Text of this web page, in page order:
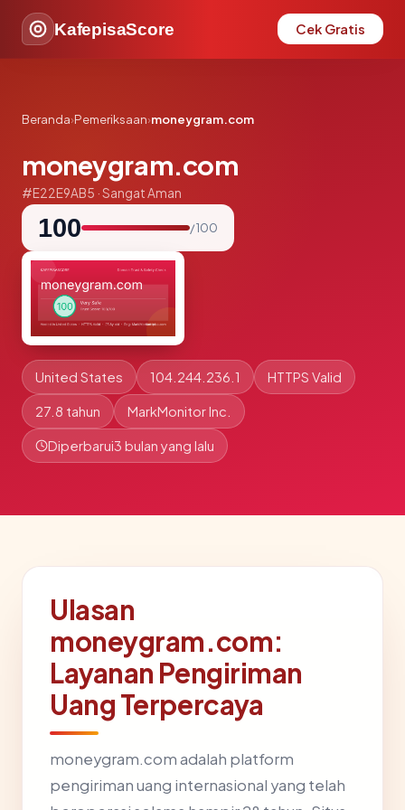
KafepisaScore Cek Gratis
Beranda›Pemeriksaan›moneygram.com
moneygram.com
#E22E9AB5 · Sangat Aman
100 / 100
United States 104.244.236.1 HTTPS Valid
27.8 tahun MarkMonitor Inc.
Diperbarui3 bulan yang lalu
Ulasan
moneygram.com:
Layanan Pengiriman
Uang Terpercaya
moneygram.com adalah platform
pengiriman uang internasional yang telah